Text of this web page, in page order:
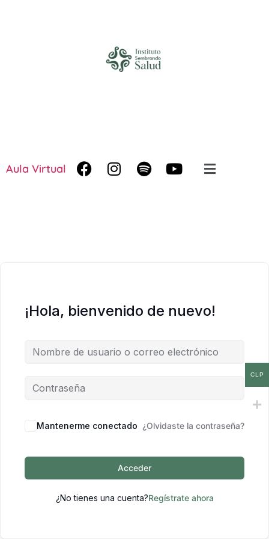
Aula Virtual
¡Hola, bienvenido de nuevo!
Mantenerme conectado ¿Olvidaste la contraseña?
Acceder
¿No tienes una cuenta?Regístrate ahora
CLP